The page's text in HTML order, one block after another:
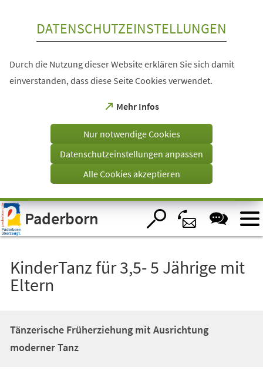
Visuelle
Assistenzsoftware
öffnen.
DATENSCHUTZEINSTELLUNGEN
Durch die Nutzung dieser Website erklären Sie sich damit
einverstanden, dass diese Seite Cookies verwendet.
Mehr Infos
(Öffnet
einem
Tab)
Nur notwendige Cookies
Datenschutzeinstellungen anpassen
Alle Cookies akzeptieren
Paderborn
KinderTanz für 3,5- 5 Jährige mit
Eltern
Tänzerische Früherziehung mit Ausrichtung
moderner Tanz